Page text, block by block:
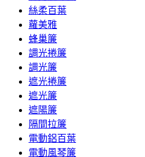
絲柔百葉
蘿美雅
蜂巢簾
調光捲簾
調光簾
遮光捲簾
遮光簾
遮陽簾
隔間拉簾
電動鋁百葉
電動風琴簾